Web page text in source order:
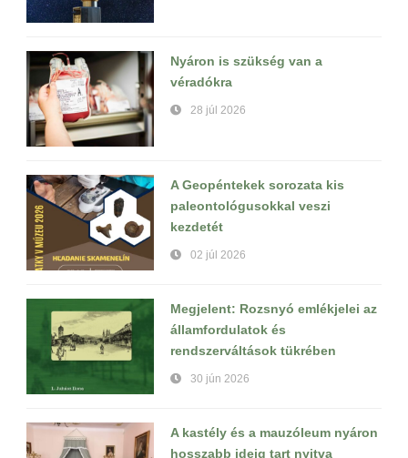
Nyáron is szükség van a
véradókra
28 júl 2026
A Geopéntekek sorozata kis
paleontológusokkal veszi
kezdetét
02 júl 2026
Megjelent: Rozsnyó emlékjelei az
államfordulatok és
rendszerváltások tükrében
30 jún 2026
A kastély és a mauzóleum nyáron
hosszabb ideig tart nyitva